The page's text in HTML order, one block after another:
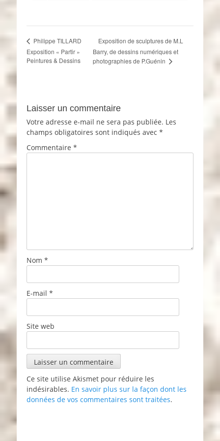
Philippe TILLARD
Exposition « Partir »
Peintures & Dessins
Exposition de sculptures de M.L
Barry, de dessins numériques et
photographies de P.Guénin
Laisser un commentaire
Votre adresse e-mail ne sera pas publiée. Les
champs obligatoires sont indiqués avec *
Commentaire *
Nom *
E-mail *
Site web
Ce site utilise Akismet pour réduire les
indésirables. En savoir plus sur la façon dont les
données de vos commentaires sont traitées.